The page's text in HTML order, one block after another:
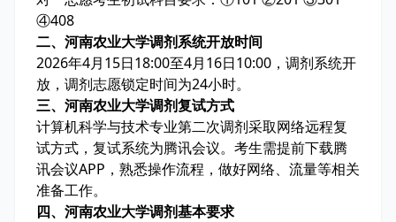
④408
二、河南农业大学调剂系统开放时间
2026年4月15日18:00至4月16日10:00，调剂系统开
放，调剂志愿锁定时间为24小时。
三、河南农业大学调剂复试方式
计算机科学与技术专业第二次调剂采取网络远程复
试方式，复试系统为腾讯会议。考生需提前下载腾
讯会议APP，熟悉操作流程，做好网络、流量等相关
准备工作。
四、河南农业大学调剂基本要求